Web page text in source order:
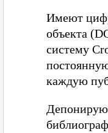
Имеют
объекта
систему
каждую